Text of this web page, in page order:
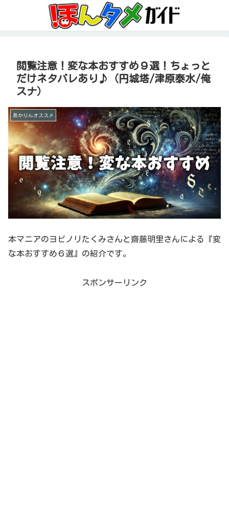
閲覧注意！変な本おすすめ９選！ちょっと
だけネタバレあり♪（円城塔/津原泰水/俺
スナ）
あかりんオススメ
本マニアのヨビノリたくみさんと齋藤明里さんによる『変
な本おすすめ６選』の紹介です。
スポンサーリンク